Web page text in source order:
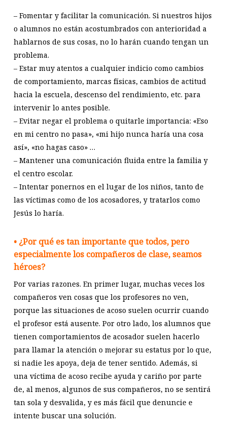
– Fomentar y facilitar la comunicación. Si nuestros hijos
o alumnos no están acostumbrados con anterioridad a
hablarnos de sus cosas, no lo harán cuando tengan un
problema.
– Estar muy atentos a cualquier indicio como cambios
de comportamiento, marcas físicas, cambios de actitud
hacia la escuela, descenso del rendimiento, etc. para
intervenir lo antes posible.
– Evitar negar el problema o quitarle importancia: «Eso
en mi centro no pasa», «mi hijo nunca haría una cosa
así», «no hagas caso» …
– Mantener una comunicación fluida entre la familia y
el centro escolar.
– Intentar ponernos en el lugar de los niños, tanto de
las víctimas como de los acosadores, y tratarlos como
Jesús lo haría.
• ¿Por qué es tan importante que todos, pero
especialmente los compañeros de clase, seamos
héroes?
Por varias razones. En primer lugar, muchas veces los
compañeros ven cosas que los profesores no ven,
porque las situaciones de acoso suelen ocurrir cuando
el profesor está ausente. Por otro lado, los alumnos que
tienen comportamientos de acosador suelen hacerlo
para llamar la atención o mejorar su estatus por lo que,
si nadie les apoya, deja de tener sentido. Además, si
una víctima de acoso recibe ayuda y cariño por parte
de, al menos, algunos de sus compañeros, no se sentirá
tan sola y desvalida, y es más fácil que denuncie e
intente buscar una solución.